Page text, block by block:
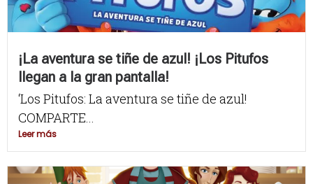
¡La aventura se tiñe de azul! ¡Los Pitufos
llegan a la gran pantalla!
‘Los Pitufos: La aventura se tiñe de azul!
COMPARTE...
Leer más